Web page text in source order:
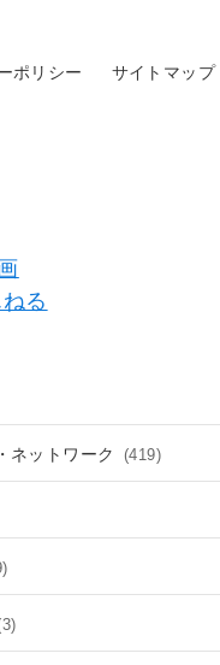
ポリシー サイトマップ
る
ネットワーク (419)